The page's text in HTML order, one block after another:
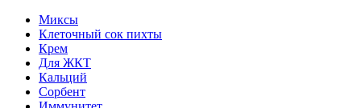
Миксы
Клеточный сок пихты
Крем
Для ЖКТ
Кальций
Сорбент